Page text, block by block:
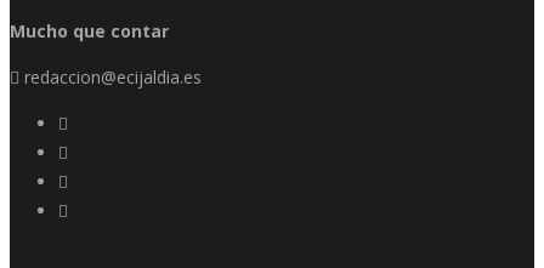
Mucho que contar
redaccion@ecijaldia.es